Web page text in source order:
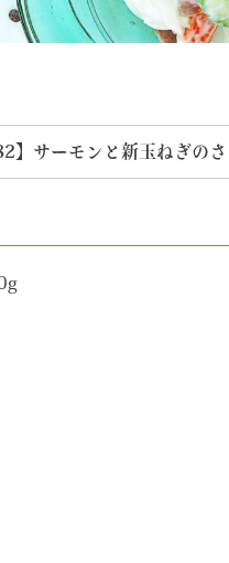
】サーモンと新玉ねぎの